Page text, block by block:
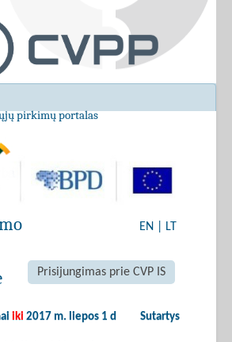
pirkimų portalas
EN LT
Prisijungimas prie CVP IS
iki 2017 m. liepos 1 d Sutartys